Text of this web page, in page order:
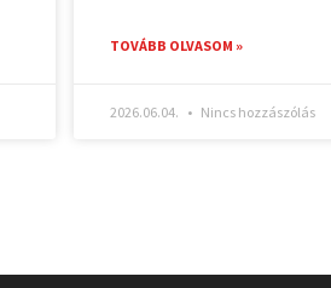
TOVÁBB OLVASOM »
2026.06.04. Nincs hozzászólás